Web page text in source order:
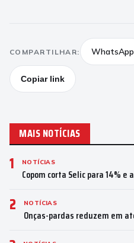
COMPARTILHAR: WhatsApp
Copiar link
MAIS NOTÍCIAS
1 NOTÍCIAS
Copom corta Selic para 14%
2 NOTÍCIAS
Onças-pardas reduzem em